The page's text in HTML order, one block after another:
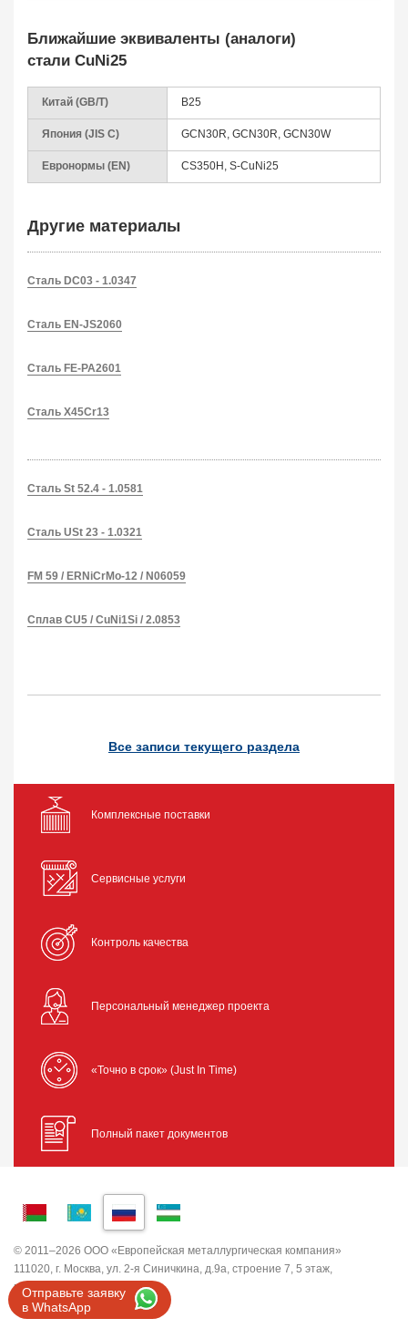
Отправьте заявку
в WhatsApp
Ближайшие эквиваленты (аналоги)
стали CuNi25
Китай (GB/T) B25
Япония (JIS C) GCN30R, GCN30R, GCN30W
Евронормы (EN) CS350H, S-CuNi25
Другие материалы
Сталь DC03 - 1.0347
Сталь EN-JS2060
Сталь FE-PA2601
Сталь X45Cr13
Сталь St 52.4 - 1.0581
Сталь USt 23 - 1.0321
FM 59 / ERNiCrMo-12 / N06059
Сплав CU5 / CuNi1Si / 2.0853
Все записи текущего раздела
Комплексные поставки
Сервисные услуги
Контроль качества
Персональный менеджер проекта
«Точно в срок» (Just In Time)
Полный пакет документов
© 2011–2026 ООО «Европейская металлургическая компания»
111020, г. Москва, ул. 2-я Синичкина, д.9а, строение 7, 5 этаж,
помещение I, комната 5
ИНН 7743820503 ООО "ЕМК"